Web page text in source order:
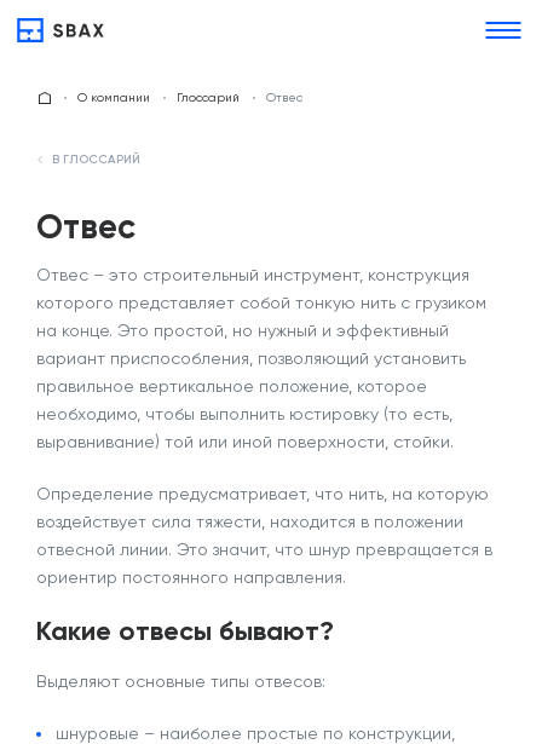
О компании Глоссарий Отвес
В ГЛОССАРИЙ
Отвес
Отвес – это строительный инструмент, конструкция
которого представляет собой тонкую нить с грузиком
на конце. Это простой, но нужный и эффективный
вариант приспособления, позволяющий установить
правильное вертикальное положение, которое
необходимо, чтобы выполнить юстировку (то есть,
выравнивание) той или иной поверхности, стойки.
Определение предусматривает, что нить, на которую
воздействует сила тяжести, находится в положении
отвесной линии. Это значит, что шнур превращается в
ориентир постоянного направления.
Какие отвесы бывают?
Выделяют основные типы отвесов:
шнуровые – наиболее простые по конструкции,